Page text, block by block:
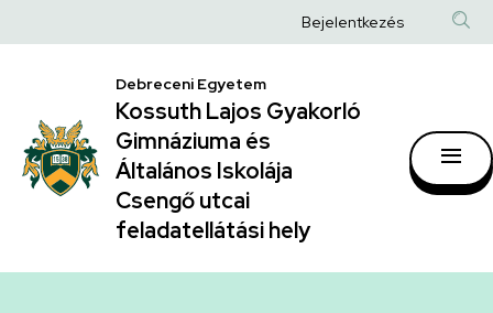
|
Kossuth
Lajos
Gyakorló
Gimnáziuma
Általános
a
Anonim
fiók
Bejelentkezés
Debreceni Egyetem
Kossuth Lajos Gyakorló
Gimnáziuma és
Általános Iskolája
Csengő utcai
feladatellátási hely